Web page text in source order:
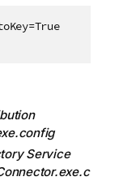
Service